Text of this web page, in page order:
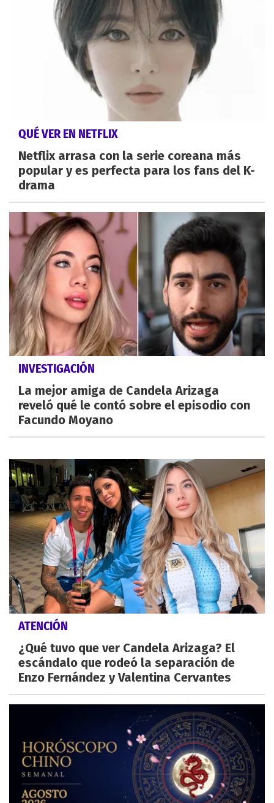
QUÉ VER EN NETFLIX
Netflix arrasa con la serie coreana más
popular y es perfecta para los fans del K-
drama
INVESTIGACIÓN
La mejor amiga de Candela Arizaga
reveló qué le contó sobre el episodio con
Facundo Moyano
ATENCIÓN
¿Qué tuvo que ver Candela Arizaga? El
escándalo que rodeó la separación de
Enzo Fernández y Valentina Cervantes